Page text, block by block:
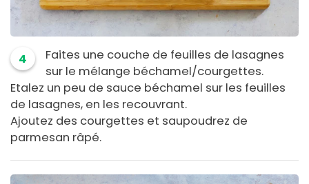
4
Faites une couche de feuilles de lasagnes
sur le mélange béchamel/courgettes.
Etalez un peu de sauce béchamel sur les feuilles
de lasagnes, en les recouvrant.
Ajoutez des courgettes et saupoudrez de
parmesan râpé.